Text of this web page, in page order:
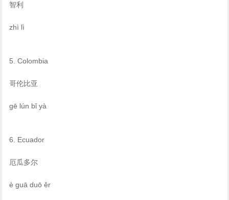
智利
zhì lì
5. Colombia
哥伦比亚
gē lún bǐ yà
6. Ecuador
厄瓜多尔
è guā duō ěr